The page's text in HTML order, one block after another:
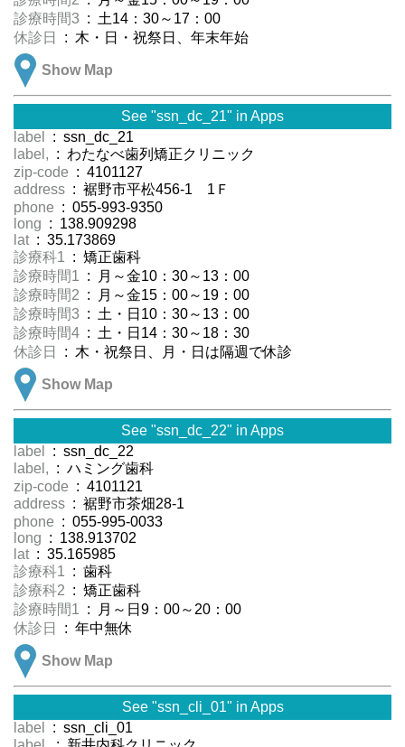
診療時間3 : 土14：30～17：00
休診日
: 木・日・祝祭日、年末年始
Show Map
See "ssn_dc_21" in Apps
label
: ssn_dc_21
label, : わたなべ歯列矯正クリニック
zip-code : 4101127
address : 裾野市平松456-1 1Ｆ
phone : 055-993-9350
long : 138.909298
lat : 35.173869
診療科1 : 矯正歯科
診療時間1 : 月～金10：30～13：00
診療時間2 : 月～金15：00～19：00
診療時間3 : 土・日10：30～13：00
診療時間4 : 土・日14：30～18：30
休診日
: 木・祝祭日、月・日は隔週で休診
Show Map
See "ssn_dc_22" in Apps
label
: ssn_dc_22
label, : ハミング歯科
zip-code : 4101121
address : 裾野市茶畑28-1
phone : 055-995-0033
long : 138.913702
lat : 35.165985
診療科1 : 歯科
診療科2 : 矯正歯科
診療時間1 : 月～日9：00～20：00
休診日
: 年中無休
Show Map
See "ssn_cli_01" in Apps
label
: ssn_cli_01